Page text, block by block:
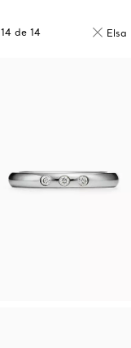
14 de 14 Elsa